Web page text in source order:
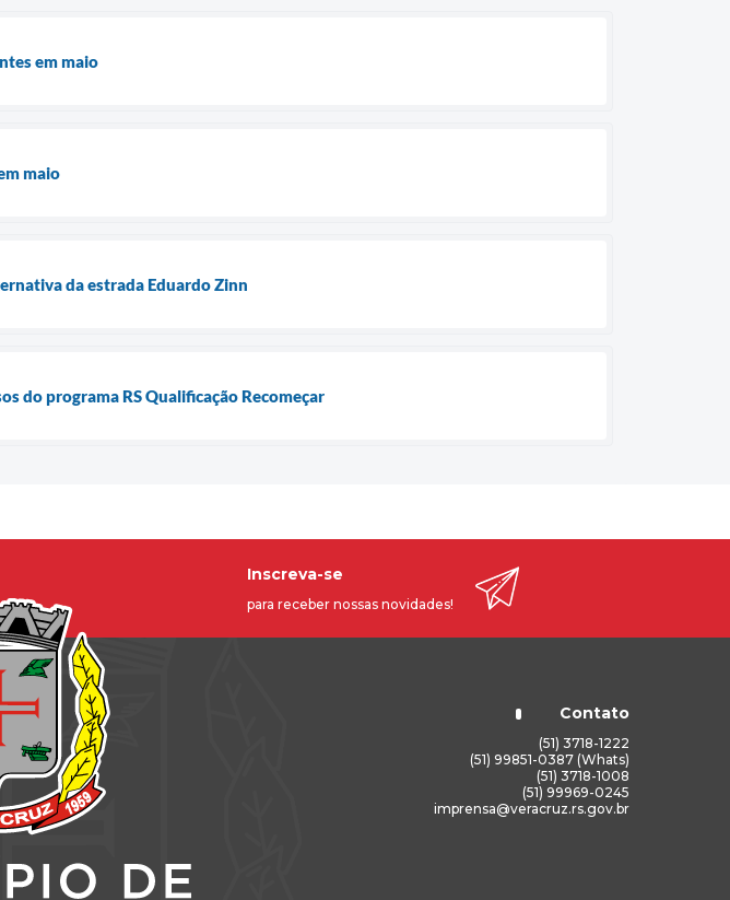
em maio
maio
da estrada Eduardo Zinn
do programa RS Qualificação Recomeçar
Contato
(51) 3718-1222
(51) 99851-0387 (Whats)
(51) 3718-1008
(51) 99969-0245
imprensa@veracruz.rs.gov.br
Inscreva-se
para receber nossas novidades!